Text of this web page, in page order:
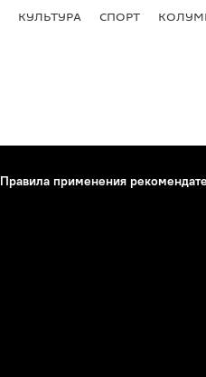
КУЛЬТУРА СПОРТ
Правила применения